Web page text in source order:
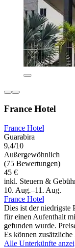
France Hotel
France Hotel
Guarabira
9,4/10
Außergewöhnlich
(75 Bewertungen)
45 €
inkl. Steuern &
10. Aug.–11. Aug.
France Hotel
Dies ist der niedrigste
für einen Aufenthalt
gefunden wurde.
Es können
Alle Unterkünfte